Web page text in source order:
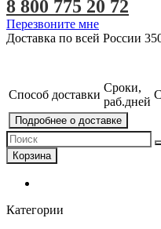
8 800 775 20 72
Перезвоните мне
Доставка по всей России
Способ доставки
Сроки,
раб.дней
Подробнее о доставке
Корзина
Категории